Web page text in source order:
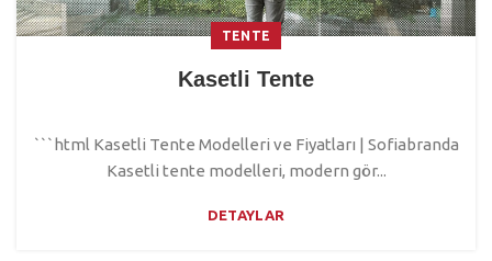
TENTE
Kasetli Tente
```html Kasetli Tente Modelleri ve Fiyatları | Sofiabranda
Kasetli tente modelleri, modern gör...
DETAYLAR